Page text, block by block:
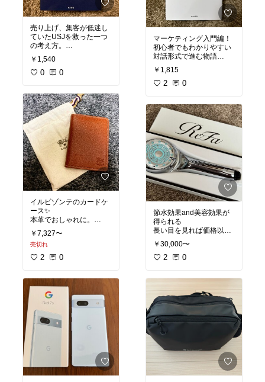
売り上げ、集客が低迷し
ていたUSJを救った一つ
の考え方。
マーケティングの神、森
岡毅が手がけたマーケテ
ィング本。
れて面白い！
#USJを劇的に変えた、た
った1つの考え方 #ベスト
セラー
#私の本棚 #おす
すめ本
￥1,540
0 0
イルビゾンテのカードケ
ース✨
本革でおしゃれに。
ワンランク上の生活にぜ
ひ。
#イルビゾンテ
￥7,327〜
売切れ
2 0
マーケティング入門編！
初心者でもわかりやすい
対話形式で進む物語
物語としても楽しめるの
でおすすめ！
売れ #オリジナル写真 #
おすすめ本
#読書記録
￥1,815
2 0
節水効果and美容効果が
得られる
長い目を見れば価格以上
お得に！
簡単設置で4段階式の水
圧変更は男性から女性ま
#ファインバブル
#節水 #おしゃれ##おう
ち時間充実
#プチギフト
#シャワーヘッド
￥30,000〜
2 0